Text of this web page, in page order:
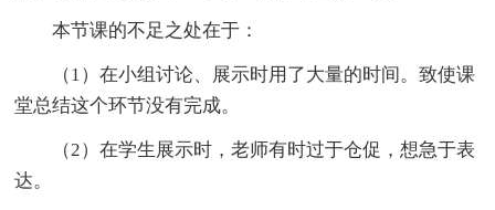
本节课的不足之处在于：
（1）在小组讨论、展示时用了大量的时间。致使课
堂总结这个环节没有完成。
（2）在学生展示时，老师有时过于仓促，想急于表
达。